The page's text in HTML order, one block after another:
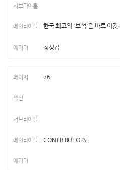
한국 최고의 '보석'은 바로 이것!
정성갑
76
CONTRIBUTORS